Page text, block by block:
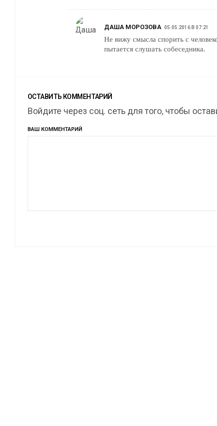
ДАША МОРОЗОВА 05.05.2016 В 07:21
Не вижу смысла спорить с
пытается слушать собеседника.
ОСТАВИТЬ КОММЕНТАРИЙ
Войдите через соц. сеть для того, чтобы
ВАШ КОММЕНТАРИЙ